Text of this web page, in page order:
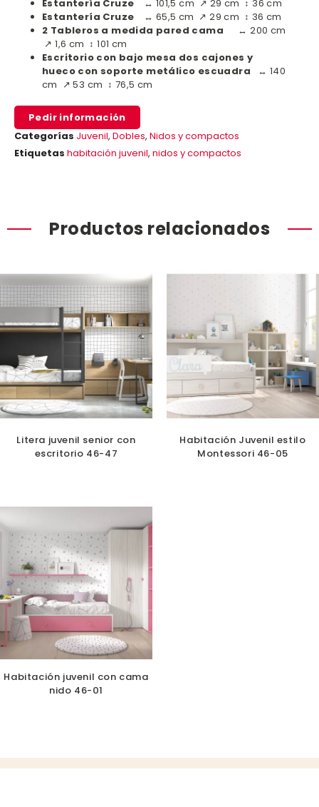
Estantería Cruze ↔ 101,5 cm ↗ 29 cm ↕ 36 cm
Estantería Cruze ↔ 65,5 cm ↗ 29 cm ↕ 36 cm
2 Tableros a medida pared cama
↔ 200 cm
↗ 1,6 cm ↕ 101 cm
Escritorio con bajo mesa dos cajones y
hueco con soporte metálico escuadra ↔ 140
cm ↗ 53 cm ↕ 76,5 cm
Pedir información
Categorías Juvenil, Dobles, Nidos y compactos
Etiquetas habitación juvenil, nidos y compactos
Productos relacionados
Litera juvenil senior con
escritorio 46-47
Habitación Juvenil estilo
Montessori 46-05
Habitación juvenil con cama
nido 46-01